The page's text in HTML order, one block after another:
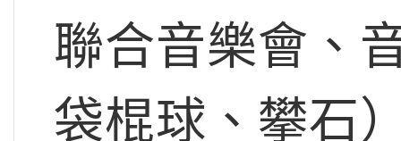
聯合音樂會、
袋棍球、攀石